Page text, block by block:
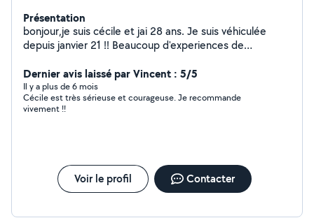
Présentation
bonjour,je suis cécile et jai 28 ans. Je suis véhiculée
depuis janvier 21 !! Beaucoup d'experiences de
J'aime conduire, allez prendre votre drive ou juste vous
accompagner pour un rdv ne me dérange pas. Je
combat les abandons, laisser moi vos clefs et j'irais
m'occuper de vos compagnons à votre place. Je travail
Dernier avis laissé par Vincent : 5/5
Il y a plus de 6 mois
Cécile est très sérieuse et courageuse. Je recommande
vivement !!
Voir le profil Contacter